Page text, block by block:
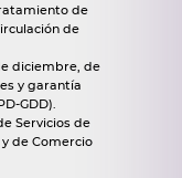
de
de
diciembre, de
y garantía
GDD).
Servicios de
de Comercio